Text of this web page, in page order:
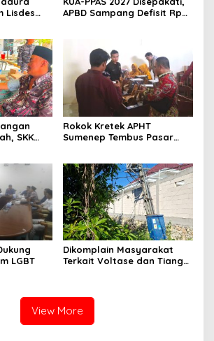
Lisdes
APBD Sampang Defisit Rp
SKK
Rokok Kretek APHT
Sumenep Tembus Pasar
LGBT
Dikomplain Masyarakat
Terkait Voltase dan Tiang
View More